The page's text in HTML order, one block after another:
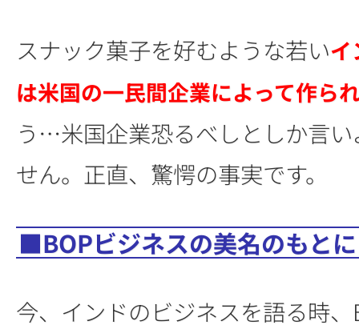
スナック菓子を好むような若いイ
は米国の一民間企業によって作ら
う…米国企業恐るべしとしか言
せん。正直、驚愕の事実です。
■BOPビジネスの美名のもとに
今、インドのビジネスを語る時